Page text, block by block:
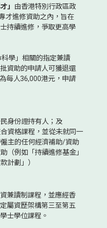
」 由香港特別行政區政
才進修資助之內，旨在
持續進修，爭取更高學
學」相關的指定兼讀
資助的申請人可獲退還
每人36,000港元，申請
身份證持有人；及
資格課程，並從未就同一
主的任何經濟補助/資助
（例如「持續進修基金」
計劃」）
兼讀制課程，並應經香
屬資歷架構第三至第五
士學位課程。